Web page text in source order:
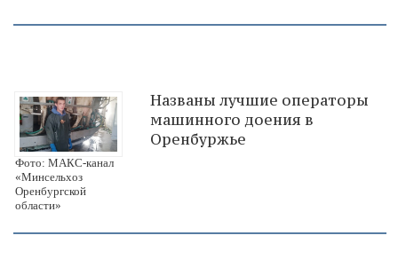
Фото: МАКС-канал
«Минсельхоз
Оренбургской
области»
Названы лучшие операторы
машинного доения в
Оренбуржье